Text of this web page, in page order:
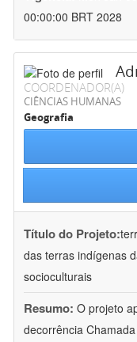
00:00:00 BRT 2028
COORDENADOR(A)
CIÊNCIAS HUMANAS
Geografia
Título do Projeto:
das terras indígenas
socioculturais
Resumo: O projeto
decorrência